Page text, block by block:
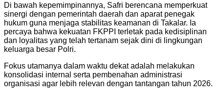
Di bawah kepemimpinannya, Safri berencana memperkuat
sinergi dengan pemerintah daerah dan aparat penegak
hukum guna menjaga stabilitas keamanan di Takalar. Ia
percaya bahwa kekuatan FKPPI terletak pada kedisiplinan
dan loyalitas yang telah tertanam sejak dini di lingkungan
keluarga besar Polri.
Fokus utamanya dalam waktu dekat adalah melakukan
konsolidasi internal serta pembenahan administrasi
organisasi agar lebih relevan dengan tantangan tahun 2026.